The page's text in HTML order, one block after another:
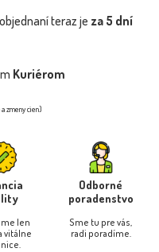
teraz je za 5 dní
Kuriérom
zmeny cien)
len
vitálne
Odborné
poradenstvo
Sme tu pre vás,
radi poradíme.